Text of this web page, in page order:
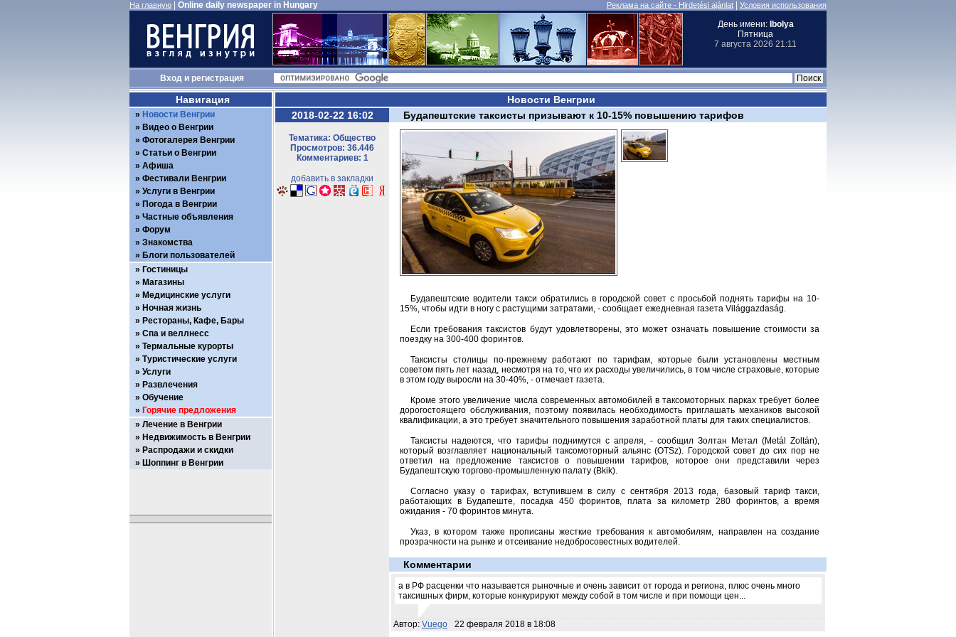
На главную Online daily newspaper in Hungary Реклама на сайте - Hirdetési ajánlat Условия использования
День имени: Ibolya
Пятница
7 августа 2026 21:11
Входи регистрация
Новости Венгрии
2018-02-22 16:02
Тематика: Общество
Просмотров: 36.446
Комментариев: 1
добавить в закладки
Будапештские таксисты призывают к 10-15% повышению тарифов
Будапештские водители такси обратились в городской совет с просьбой поднять тарифы на 10-
15%, чтобы идти в ногу с растущими затратами, - сообщает ежедневная газета Világgazdaság.
Если требования таксистов будут удовлетворены, это может означать повышение стоимости за
поездку на 300-400 форинтов.
Таксисты столицы по-прежнему работают по тарифам, которые были установлены местным
советом пять лет назад, несмотря на то, что их расходы увеличились, в том числе страховые, которые
в этом году выросли на 30-40%, - отмечает газета.
Кроме этого увеличение числа современных автомобилей в таксомоторных парках требует более
дорогостоящего обслуживания, поэтому появилась необходимость приглашать механиков высокой
квалификации, а это требует значительного повышения заработной платы для таких специалистов.
Таксисты надеются, что тарифы поднимутся с апреля, - сообщил Золтан Метал (Metál Zoltán),
который возглавляет национальный таксомоторный альянс (OTSz). Городской совет до сих пор не
ответил на предложение таксистов о повышении тарифов, которое они представили через
Будапештскую торгово-промышленную палату (Bkik).
Согласно указу о тарифах, вступившем в силу с сентября 2013 года, базовый тариф такси,
работающих в Будапеште, посадка 450 форинтов, плата за километр 280 форинтов, а время
ожидания - 70 форинтов минута.
Указ, в котором также прописаны жесткие требования к автомобилям, направлен на создание
прозрачности на рынке и отсеивание недобросовестных водителей.
Комментарии
а в РФ расценки что называется рыночные и очень зависит от города и региона, плюс очень много
таксишных фирм, которые конкурируют между собой в том числе и при помощи цен...
Автор: Vuego 22 февраля 2018 в 18:08
Навигация
Новости Венгрии
Видео о Венгрии
Фотогалерея Венгрии
Статьи о Венгрии
Афиша
Фестивали Венгрии
Услуги в Венгрии
Погода в Венгрии
Частные объявления
Форум
Знакомства
Блоги пользователей
Гостиницы
Магазины
Медицинские услуги
Ночная жизнь
Рестораны, Кафе, Бары
Спа и веллнесс
Термальные курорты
Туристические услуги
Услуги
Развлечения
Обучение
Горячие предложения
Лечение в Венгрии
Недвижимость в Венгрии
Распродажи и скидки
Шоппинг в Венгрии